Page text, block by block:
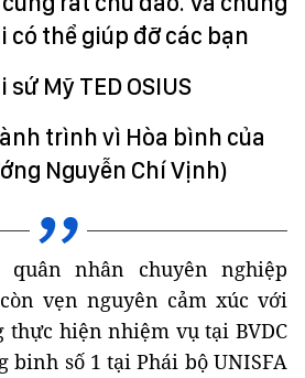
có thể giúp đỡ các bạn
sứ Mỹ TED OSIUS
trình vì Hòa bình của
Nguyễn Chí Vịnh)
nhân chuyên nghiệp
vẹn nguyên cảm xúc với
thực hiện nhiệm vụ tại BVDC
binh số 1 tại Phái bộ UNISFA